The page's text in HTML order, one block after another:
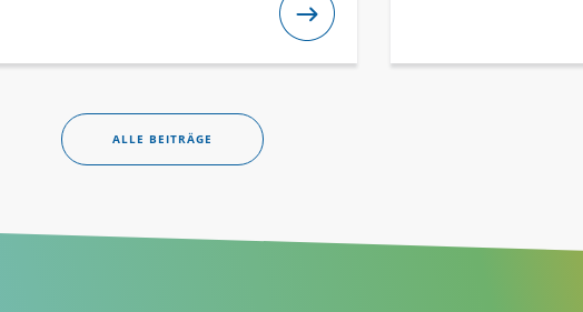
ALLE BEITRÄGE